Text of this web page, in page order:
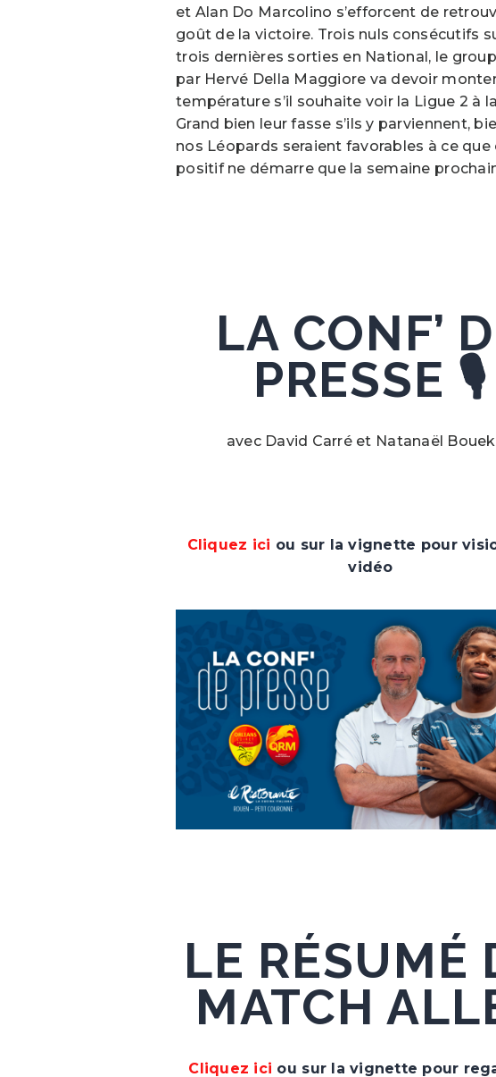
et Alan Do Marcolino s’efforcent de
goût de la victoire. Trois nuls consécutifs
trois dernières sorties en National, le
par Hervé Della Maggiore va devoir
température s’il souhaite voir la Ligue 2 à
Grand bien leur fasse s’ils y parviennent,
nos Léopards seraient favorables à ce que
positif ne démarre que la semaine
LA CONF’
PRESSE 🎙️
avec David Carré et Natanaël
Cliquez ici ou sur la vignette pour
vidéo
LE RÉSUMÉ
MATCH
Cliquez ici ou sur la vignette pour